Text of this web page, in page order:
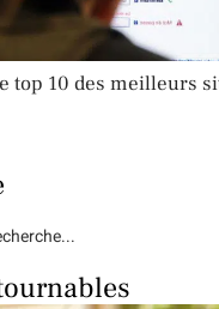
top 10 des meilleurs